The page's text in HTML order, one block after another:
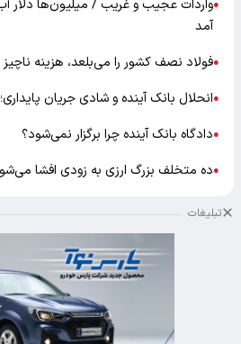
●واردات عجیب و غریب / میلیون‌ها دلار
آمد
●فولاد نصف کشور را می‌بلعد، هزینه ناچیز
●انحلال بانک آینده و شادی جریان
●دادگاه بانک آینده چرا برگزار نمی‌شود؟
●ده متخلف بزرگ ارزی به زودی افشا
تبلیغات